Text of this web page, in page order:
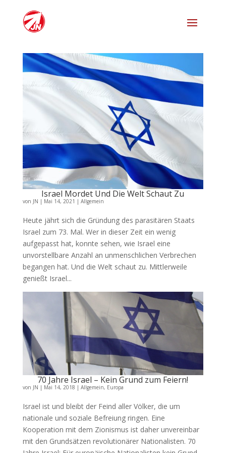
Israel Mordet Und Die Welt Schaut Zu
von JN | Mai 14, 2021 | Allgemein
Heute jährt sich die Gründung des parasitären Staats
Israel zum 73. Mal. Wer in dieser Zeit ein wenig
aufgepasst hat, konnte sehen, wie Israel eine
unvorstellbare Anzahl an unmenschlichen Verbrechen
begangen hat. Und die Welt schaut zu. Mittlerweile
genießt Israel...
70 Jahre Israel – Kein Grund zum Feiern!
von JN | Mai 14, 2018 | Allgemein, Europa
Israel ist und bleibt der Feind aller Völker, die um
nationale und soziale Befreiung ringen. Eine
Kooperation mit dem Zionismus ist daher unvereinbar
mit den Grundsätzen revolutionärer Nationalisten. 70